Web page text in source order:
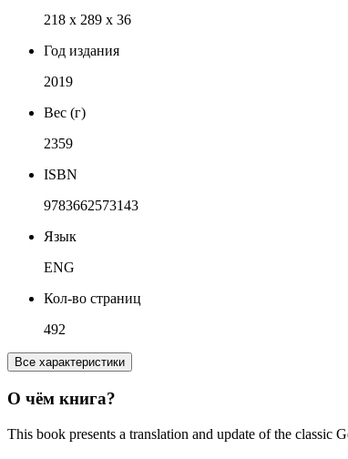
218 x 289 x 36
Год издания
2019
Вес (г)
2359
ISBN
9783662573143
Язык
ENG
Кол-во страниц
492
Все характеристики
О чём книга?
This book presents a translation and update of the classic